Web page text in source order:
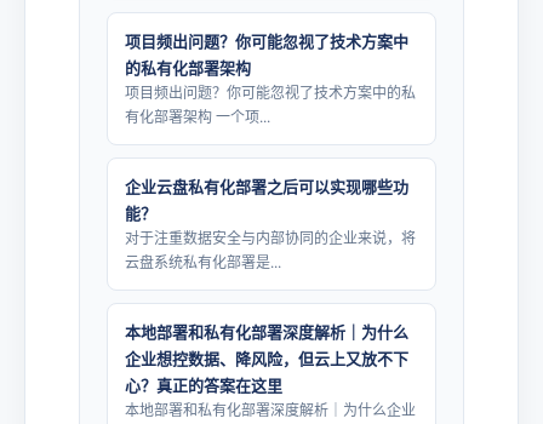
项目频出问题？你可能忽视了技术方案中
的私有化部署架构
项目频出问题？你可能忽视了技术方案中的私
有化部署架构 一个项...
企业云盘私有化部署之后可以实现哪些功
能？
对于注重数据安全与内部协同的企业来说，将
云盘系统私有化部署是...
本地部署和私有化部署深度解析｜为什么
企业想控数据、降风险，但云上又放不下
心？真正的答案在这里
本地部署和私有化部署深度解析｜为什么企业